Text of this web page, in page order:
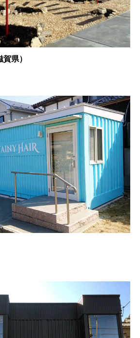
県）